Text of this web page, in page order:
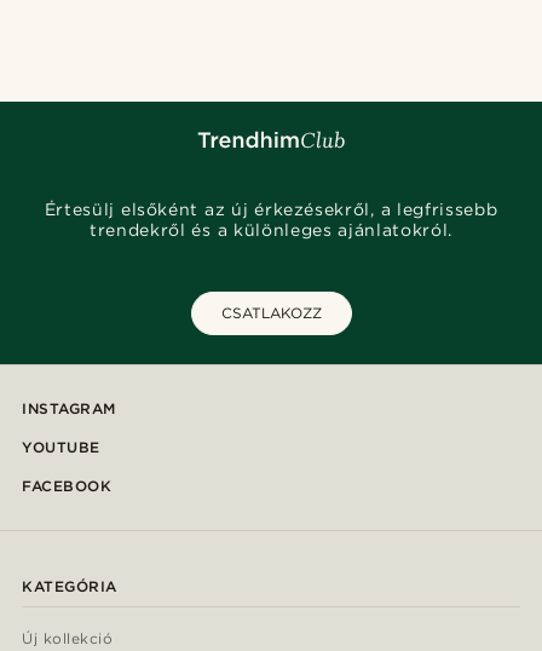
Értesülj elsőként az új érkezésekről, a legfrissebb
trendekről és a különleges ajánlatokról.
CSATLAKOZZ
INSTAGRAM
YOUTUBE
FACEBOOK
KATEGÓRIA
Új kollekció